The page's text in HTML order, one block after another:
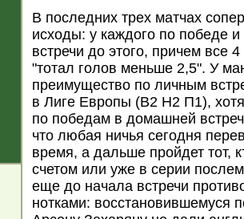
В последних трех матчах
исходы: у каждого по победе
встречи до этого, причем все
"тотал голов меньше 2,5". У
преимущество по личным
в Лиге Европы (В2 Н2 П1),
по победам в домашней
что любая ничья сегодня
время, а дальше пройдет тот,
счетом или уже в серии
еще до начала встречи
нотками: восстановившемуся